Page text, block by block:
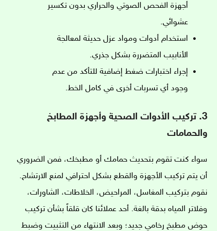
أجهزة الفحص الصوتي والحراري بدون تكسير
عشوائي.
استخدام أدوات ومواد عزل حديثة لمعالجة
الأنابيب المتضررة بشكل جذري.
إجراء اختبارات ضغط إضافية للتأكد من عدم
وجود أي تسربات أخرى في كامل الخط.
3. تركيب الأدوات الصحية وأجهزة المطابخ
والحمامات
سواء كنت تقوم بتحديث حمامك أو مطبخك، فمن الضروري
أن يتم تركيب الأجهزة والقطع بشكل احترافي لمنع الارتشاح.
نقوم بتركيب المغاسل، المراحيض، الخلاطات، الشاورات،
وفلاتر المياه بدقة بالغة. أحد عملائنا كان قلقاً بشأن تركيب
حوض مطبخ رخامي جديد؛ وبعد الانتهاء من التثبيت وضبط